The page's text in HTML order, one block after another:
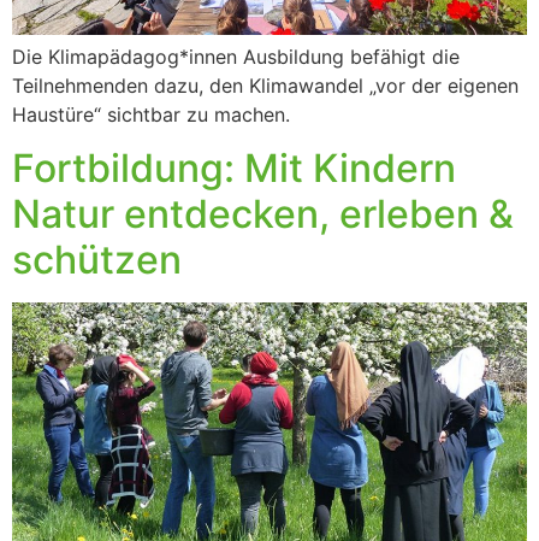
Die Klimapädagog*innen Ausbildung befähigt die
Teilnehmenden dazu, den Klimawandel „vor der eigenen
Haustüre“ sichtbar zu machen.
Fortbildung: Mit Kindern
Natur entdecken, erleben &
schützen